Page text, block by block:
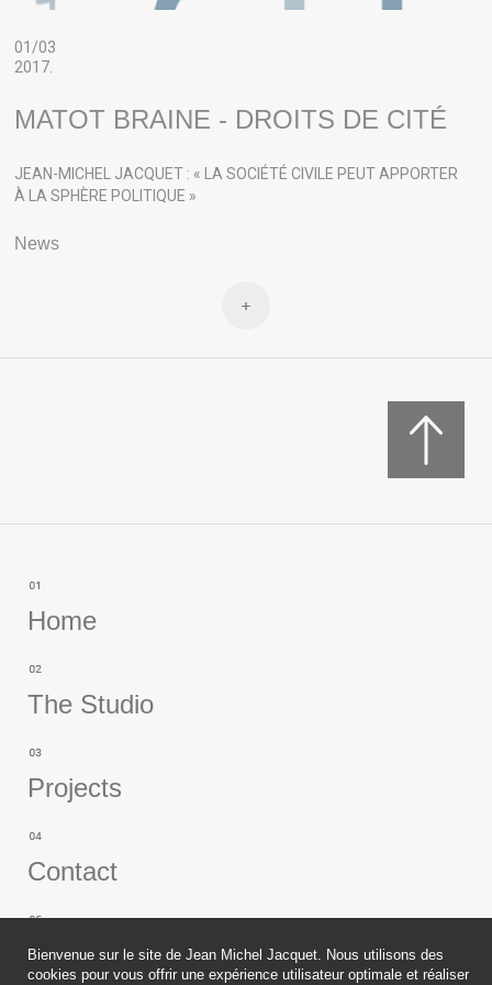
01/03
2017.
MATOT BRAINE - DROITS DE CITÉ
JEAN-MICHEL JACQUET : « LA SOCIÉTÉ CIVILE PEUT APPORTER
À LA SPHÈRE POLITIQUE »
News
Home
The Studio
Projects
Contact
Publications
Bienvenue sur le site de Jean Michel Jacquet. Nous utilisons des
cookies pour vous offrir une expérience utilisateur optimale et réaliser